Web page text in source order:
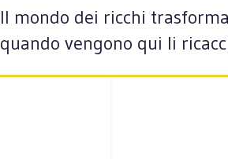
Il mondo dei ricchi
quando vengono qui li